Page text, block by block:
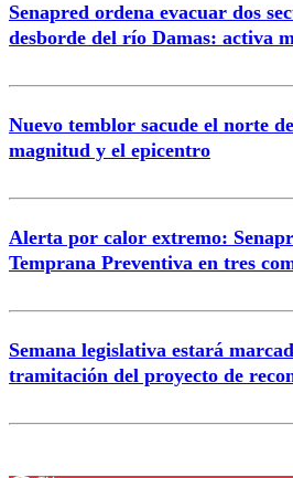
Senapred ordena evacuar dos
desborde del río Damas: activa
Nuevo temblor sacude el norte
magnitud y el epicentro
Alerta por calor extremo:
Temprana Preventiva en tres
Semana legislativa estará
tramitación del proyecto de